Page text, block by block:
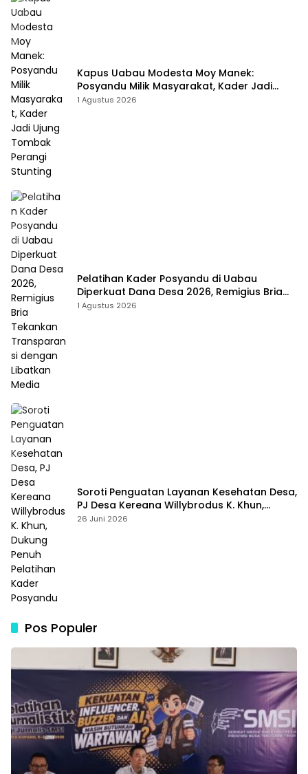
Kapus Uabau Modesta Moy Manek:
Posyandu Milik Masyarakat, Kader Jadi
Ujung Tombak Perangi Stunting
1 Agustus 2026
Pelatihan Kader Posyandu di Uabau
Diperkuat Dana Desa 2026, Remigius Bria
Tekankan Transparansi dengan Libatkan
1 Agustus 2026
Soroti Penguatan Layanan Kesehatan Desa,
PJ Desa Kereana Willybrodus K. Khun,
Dukung Penuh Pelatihan Kader Posyandu
26 Juni 2026
Pos Populer